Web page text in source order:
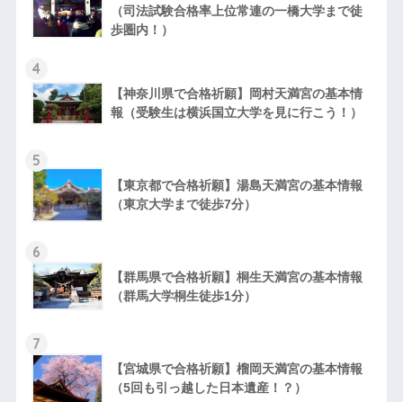
（司法試験合格率上位常連の一橋大学まで徒
歩圏内！）
4
【神奈川県で合格祈願】岡村天満宮の基本情
報（受験生は横浜国立大学を見に行こう！）
5
【東京都で合格祈願】湯島天満宮の基本情報
（東京大学まで徒歩7分）
6
【群馬県で合格祈願】桐生天満宮の基本情報
（群馬大学桐生徒歩1分）
7
【宮城県で合格祈願】榴岡天満宮の基本情報
（5回も引っ越した日本遺産！？）